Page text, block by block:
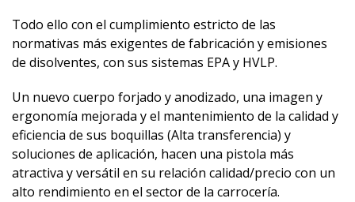
Todo ello con el cumplimiento estricto de las
normativas más exigentes de fabricación y emisiones
de disolventes, con sus sistemas EPA y HVLP.
Un nuevo cuerpo forjado y anodizado, una imagen y
ergonomía mejorada y el mantenimiento de la calidad y
eficiencia de sus boquillas (Alta transferencia) y
soluciones de aplicación, hacen una pistola más
atractiva y versátil en su relación calidad/precio con un
alto rendimiento en el sector de la carrocería.